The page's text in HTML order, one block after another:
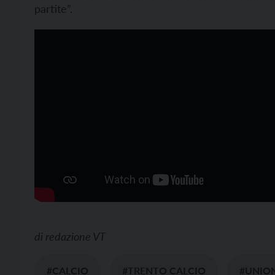
partite”.
di redazione VT
#CALCIO #TRENTO CALCIO